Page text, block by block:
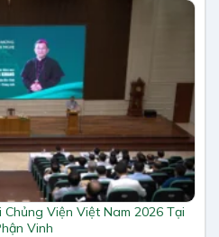
Viện Việt Nam 2026 Tại
Vinh